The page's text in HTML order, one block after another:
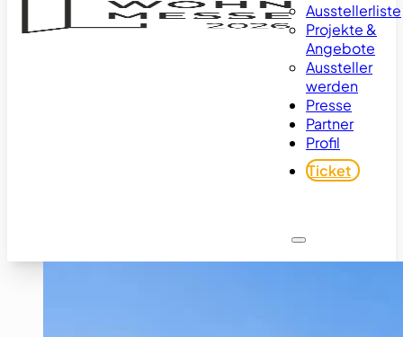
Ausstellerliste
Projekte &
Angebote
Aussteller
werden
Presse
Partner
Profil
Ticket